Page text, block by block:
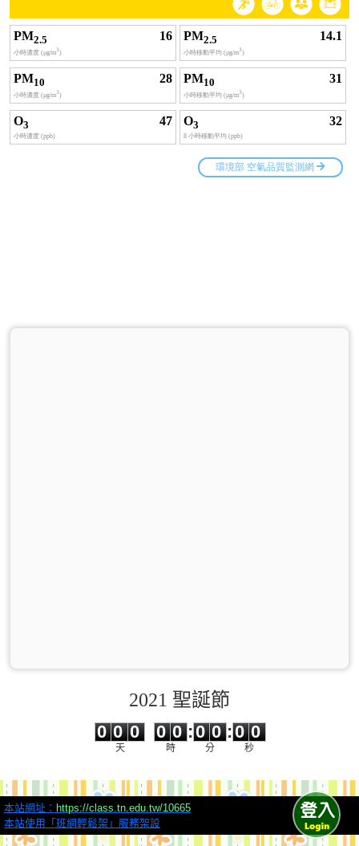
2021 聖誕節
0 0 0
天
0
0
0
時
:
0
0
0
0
分
:0 0
秒
本站網址： https://class.tn.edu.tw/10665
本站使用「班網輕鬆架」服務架設